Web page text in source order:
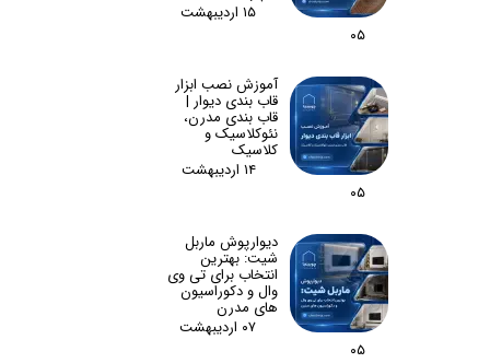
۱۵ اردیبهشت
۰۵
آموزش نصب ابزار
قاب بندی دیوار |
قاب بندی مدرن،
نئوکلاسیک و
کلاسیک
۱۴ اردیبهشت
۰۵
دیوارپوش ماربل
شیت: بهترین
انتخاب برای تی وی
وال و دکوراسیون
های مدرن
۰۷ اردیبهشت
۰۵